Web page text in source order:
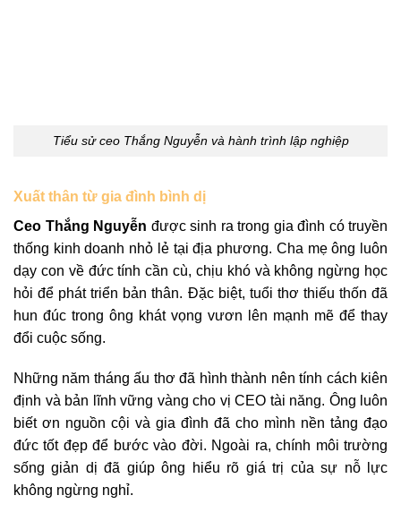
Tiểu sử ceo Thắng Nguyễn và hành trình lập nghiệp
Xuất thân từ gia đình bình dị
Ceo Thắng Nguyễn được sinh ra trong gia đình có truyền
thống kinh doanh nhỏ lẻ tại địa phương. Cha mẹ ông luôn
dạy con về đức tính cần cù, chịu khó và không ngừng học
hỏi để phát triển bản thân. Đặc biệt, tuổi thơ thiếu thốn đã
hun đúc trong ông khát vọng vươn lên mạnh mẽ để thay
đổi cuộc sống.
Những năm tháng ấu thơ đã hình thành nên tính cách kiên
định và bản lĩnh vững vàng cho vị CEO tài năng. Ông luôn
biết ơn nguồn cội và gia đình đã cho mình nền tảng đạo
đức tốt đẹp để bước vào đời. Ngoài ra, chính môi trường
sống giản dị đã giúp ông hiểu rõ giá trị của sự nỗ lực
không ngừng nghỉ.